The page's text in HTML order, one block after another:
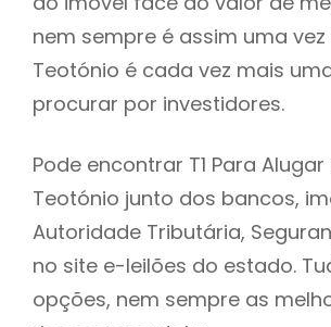
nem sempre é assim uma vez
Teotónio é cada vez mais
procurar por investidores.
Pode encontrar T1 Para
Teotónio junto dos bancos,
Autoridade Tributária,
no site e-leilões do estado.
opções, nem sempre as